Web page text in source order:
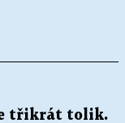
třikrát tolik.